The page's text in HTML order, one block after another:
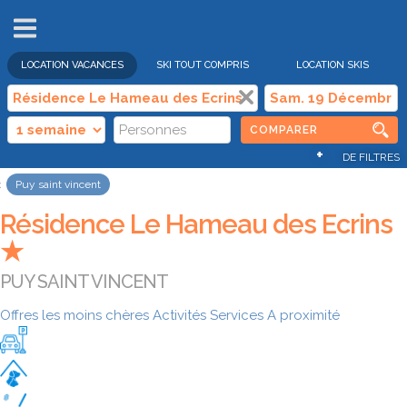
LOCATION VACANCES SKI TOUT COMPRIS LOCATION SKIS
COMPARER
+ DE FILTRES
Puy saint vincent
Résidence Le Hameau des Ecrins
★
PUY SAINT VINCENT
Offres les moins chères Activités Services A proximité